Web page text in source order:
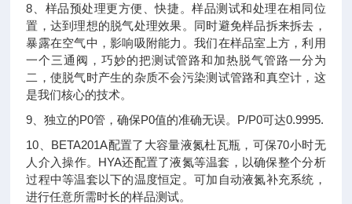
8、样品预处理更方便、快捷。样品测试和处理在相同位
置，达到理想的脱气处理效果。同时避免样品拆来拆去，
暴露在空气中，影响吸附能力。我们在样品室上方，利用
一个三通阀，巧妙的把测试管路和加热脱气管路一分为
二，使脱气时产生的杂质不会污染测试管路和真空计，这
是我们核心的技术。
9、独立的P0管，确保P0值的准确无误。P/P0可达0.9995.
10、BETA201A配置了大容量液氮杜瓦瓶，可保70小时无
人介入操作。HYA还配置了液氮等温套，以确保整个分析
过程中等温套以下的温度恒定。可加自动液氮补充系统，
进行任意所需时长的样品测试。